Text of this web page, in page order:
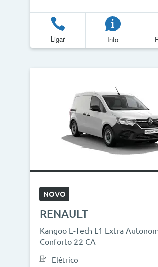
Ligar Info
NOVO
RENAULT
Kangoo E-Tech L1 Extra
Conforto 22 CA
Elétrico